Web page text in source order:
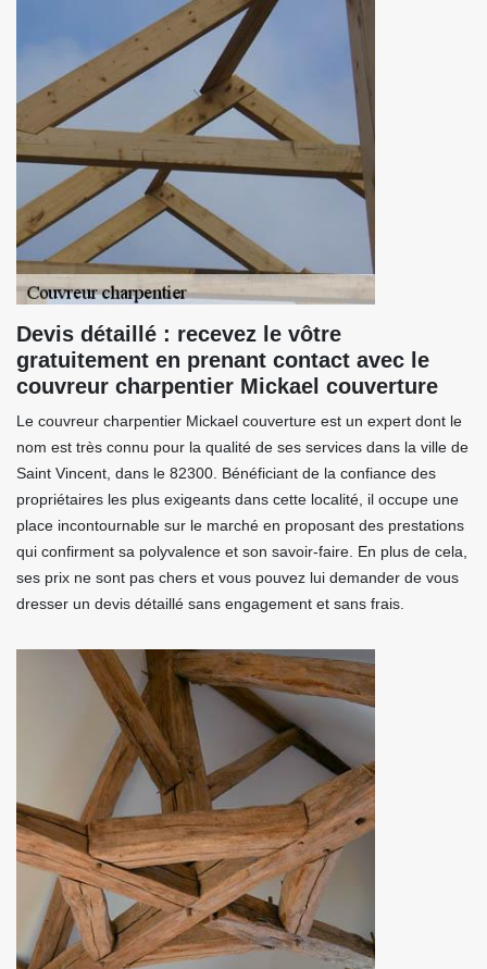
Devis détaillé : recevez le vôtre
gratuitement en prenant contact avec le
couvreur charpentier Mickael couverture
Le couvreur charpentier Mickael couverture est un expert dont le
nom est très connu pour la qualité de ses services dans la ville de
Saint Vincent, dans le 82300. Bénéficiant de la confiance des
propriétaires les plus exigeants dans cette localité, il occupe une
place incontournable sur le marché en proposant des prestations
qui confirment sa polyvalence et son savoir-faire. En plus de cela,
ses prix ne sont pas chers et vous pouvez lui demander de vous
dresser un devis détaillé sans engagement et sans frais.